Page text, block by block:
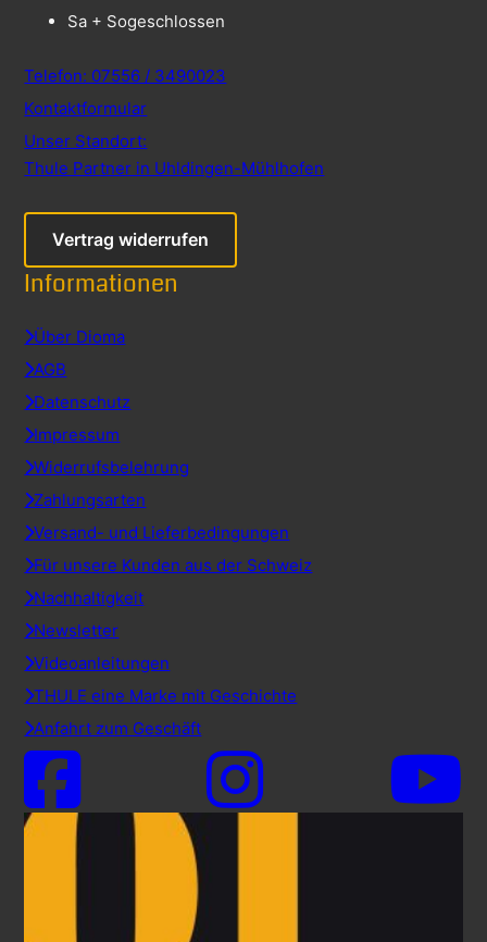
Sa + Sogeschlossen
Telefon: 07556 / 3490023
Kontaktformular
Unser Standort:
Thule Partner in Uhldingen-Mühlhofen
Vertrag widerrufen
Informationen
Über Dioma
AGB
Datenschutz
Impressum
Widerrufsbelehrung
Zahlungsarten
Versand- und Lieferbedingungen
Für unsere Kunden aus der Schweiz
Nachhaltigkeit
Newsletter
Videoanleitungen
THULE eine Marke mit Geschichte
Anfahrt zum Geschäft